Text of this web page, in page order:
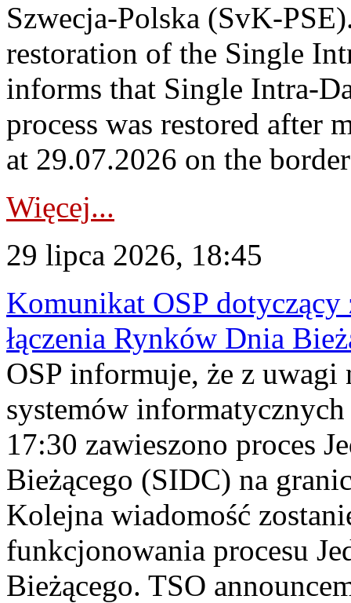
Szwecja-Polska (SvK-
restoration of the Single
informs that Single Intra-
process was restored after
at 29.07.2026 on the
Więcej...
29 lipca 2026, 18:45
Komunikat OSP dotyczący
łączenia Rynków Dnia
OSP informuje, że z uwagi
systemów
17:30 zawieszono proces
Bieżącego (SIDC) na
Kolejna wiadomość
funkcjonowania procesu
Bieżącego. TSO